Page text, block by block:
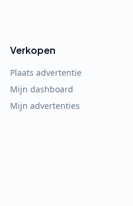
Verkopen
Plaats advertentie
Mijn dashboard
Mijn advertenties